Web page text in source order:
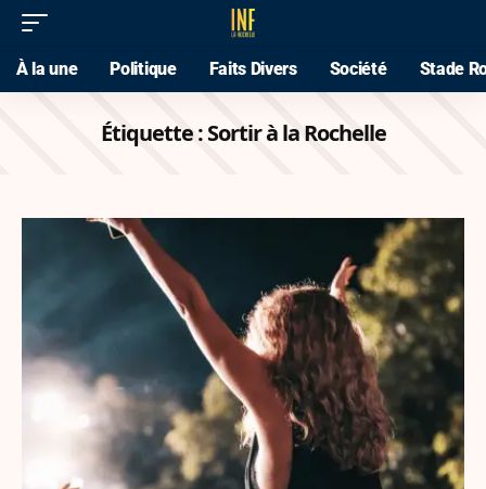
À la une Politique Faits Divers Société Stade
Étiquette :Sortir à la Rochelle